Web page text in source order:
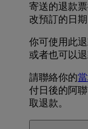
寄送的退款
改預訂的日
你可使用此
或者也可以退
請聯絡你的
付日後的阿
取退款。